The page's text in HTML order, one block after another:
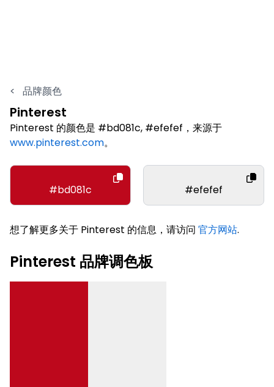
< 品牌颜色
Pinterest
Pinterest 的颜色是 #bd081c, #efefef，来源于
www.pinterest.com。
#bd081c #efefef
想了解更多关于 Pinterest 的信息，请访问 官方网站.
Pinterest 品牌调色板